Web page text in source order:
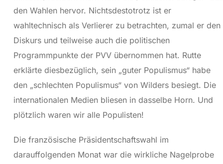
den Wahlen hervor. Nichtsdestotrotz ist er
wahltechnisch als Verlierer zu betrachten, zumal er den
Diskurs und teilweise auch die politischen
Programmpunkte der PVV übernommen hat. Rutte
erklärte diesbezüglich, sein „guter Populismus“ habe
den „schlechten Populismus“ von Wilders besiegt. Die
internationalen Medien bliesen in dasselbe Horn. Und
plötzlich waren wir alle Populisten!
Die französische Präsidentschaftswahl im
darauffolgenden Monat war die wirkliche Nagelprobe